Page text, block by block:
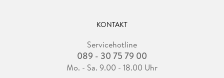
KONTAKT
Servicehotline
089 - 30 75 79 00
Mo. - Sa. 9.00 - 18.00 Uhr